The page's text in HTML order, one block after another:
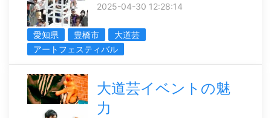
2025-04-30 12:28:14
愛知県 豊橋市
大道芸
アートフェスティバル
大道芸イベントの魅
力